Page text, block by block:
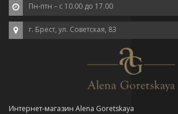
Пн-птн – с 10.00 до 17.00
г. Брест, ул. Советская, 83
Интернет-магазин Alena Goretskaya